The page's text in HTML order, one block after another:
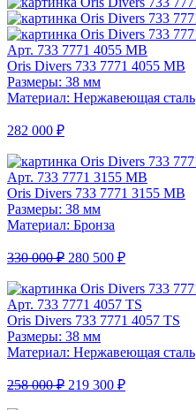
Арт. 733 7771 4055 MB
Oris Divers 733 7771 4055 MB
Размеры: 38 мм
Материал: Нержавеющая сталь
282 000 ₽
Арт. 733 7771 3155 MB
Oris Divers 733 7771 3155 MB
Размеры: 38 мм
Материал: Бронза
330 000 ₽ 280 500 ₽
Арт. 733 7771 4057 TS
Oris Divers 733 7771 4057 TS
Размеры: 38 мм
Материал: Нержавеющая сталь
258 000 ₽ 219 300 ₽